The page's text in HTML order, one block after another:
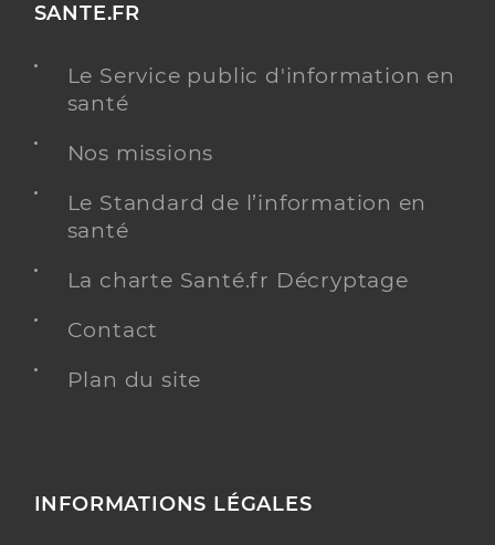
SANTE.FR
Le Service public d'information en
santé
Nos missions
Le Standard de l’information en
santé
La charte Santé.fr Décryptage
Contact
Plan du site
INFORMATIONS LÉGALES